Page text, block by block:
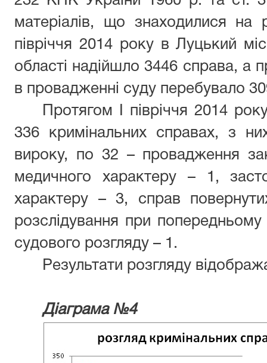
матеріалів, що знаходилися на
півріччя 2014 року в Луцький
області надійшло 3446 справа, а
в провадженні суду перебувало
Протягом І півріччя 2014
336 кримінальних справах, з
вироку, по 32 – провадження
медичного характеру – 1,
характеру – 3, справ
розслідування при
судового розгляду – 1.
Результати розгляду
Діаграма №4